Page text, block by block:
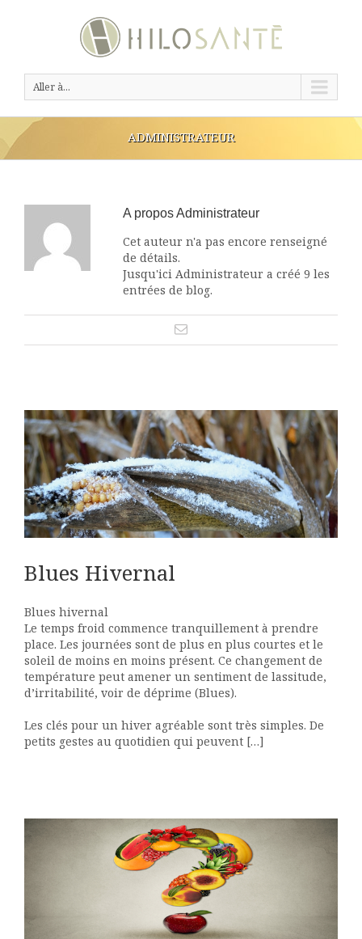
Aller à...
ADMINISTRATEUR
A proposAdministrateur
Cet auteur n'a pas encore renseigné
de détails.
Jusqu'ici Administrateur a créé 9 les
entrées de blog.
Blues Hivernal
Blues hivernal
Le temps froid commence tranquillement à prendre
place. Les journées sont de plus en plus courtes et le
soleil de moins en moins présent. Ce changement de
température peut amener un sentiment de lassitude,
d’irritabilité, voir de déprime (Blues).
Les clés pour un hiver agréable sont très simples. De
petits gestes au quotidien qui peuvent […]